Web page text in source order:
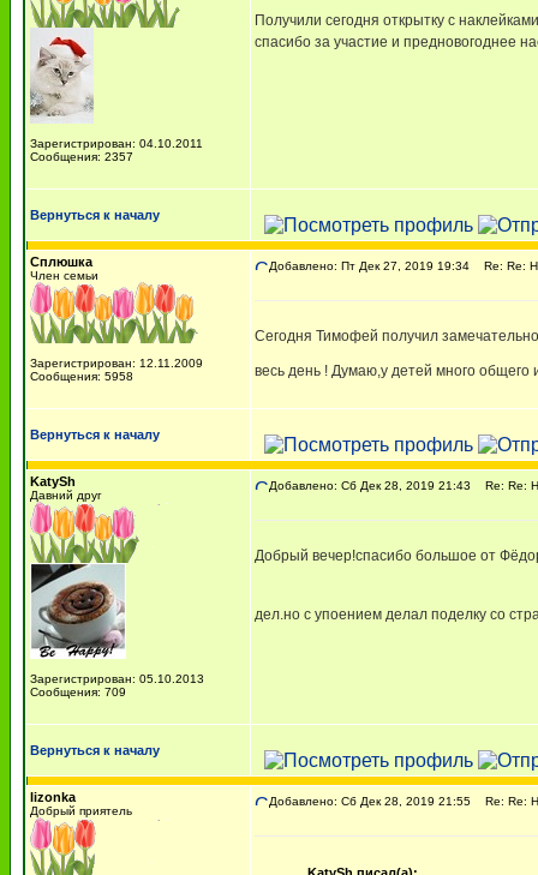
Зарегистрирован: 04.10.2011
Сообщения: 2357
Получили сегодня открытку с
спасибо за участие и предновогоднее
Вернуться к началу
Сплюшка
Член семьи
Зарегистрирован: 12.11.2009
Сообщения: 5958
Добавлено: Пт Дек 27, 2019 19:34 Re: Re:
Сегодня Тимофей получил
весь день ! Думаю,у детей много
Вернуться к началу
KatySh
Давний друг
Зарегистрирован: 05.10.2013
Сообщения: 709
Добавлено: Сб Дек 28, 2019 21:43 Re: Re:
Добрый вечер!спасибо большое от
дел.но с упоением делал поделку со
Вернуться к началу
lizonka
Добрый приятель
Добавлено: Сб Дек 28, 2019 21:55 Re: Re: